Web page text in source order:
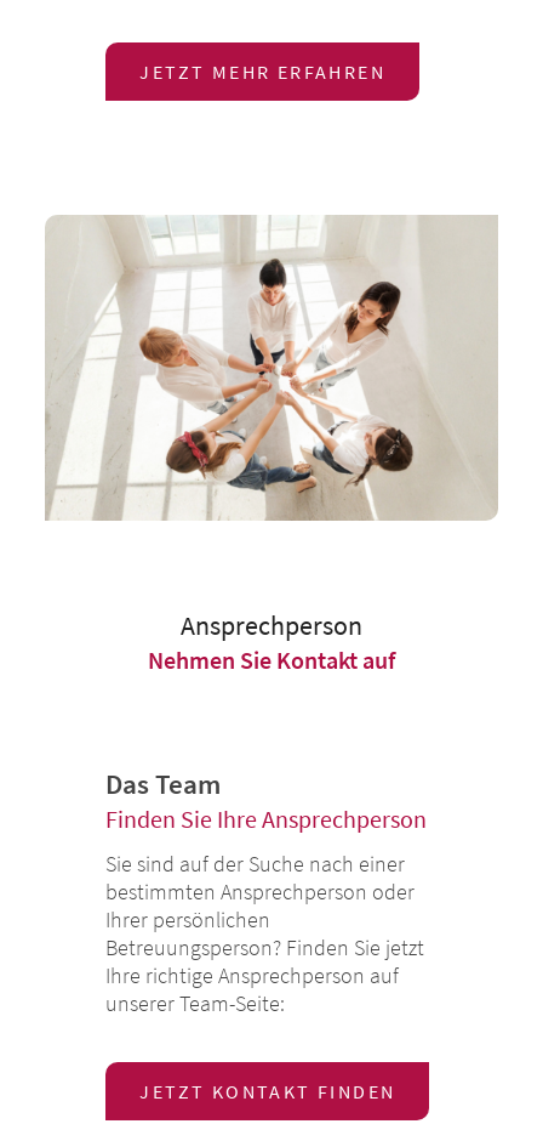
JETZT MEHR ERFAHREN
Ansprechperson
Nehmen Sie Kontakt auf
Das Team
Finden Sie Ihre Ansprechperson
Sie sind auf der Suche nach einer
bestimmten Ansprechperson oder
Ihrer persönlichen
Betreuungsperson? Finden Sie jetzt
Ihre richtige Ansprechperson auf
unserer Team-Seite:
JETZT KONTAKT FINDEN